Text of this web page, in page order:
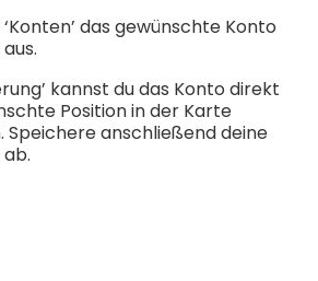
das gewünschte Konto
kannst du das Konto direkt
Position in der Karte
Speichere anschließend deine